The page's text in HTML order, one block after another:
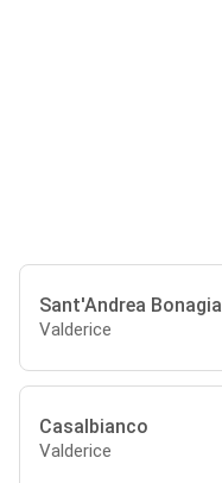
Sant'Andrea Bonagia
Valderice
Casalbianco
Valderice